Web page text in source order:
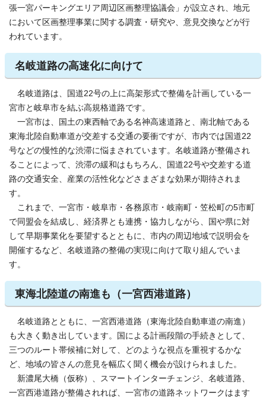
張一宮パーキングエリア周辺区画整理協議会」が設立され、地元
において区画整理事業に関する調査・研究や、意見交換などが行
われています。
名岐道路の高速化に向けて
名岐道路は、国道22号の上に高架形式で整備を計画している一
宮市と岐阜市を結ぶ高規格道路です。
一宮市は、国土の東西軸である名神高速道路と、南北軸である
東海北陸自動車道が交差する交通の要衝ですが、市内では国道22
号などの慢性的な渋滞に悩まされています。名岐道路が整備され
ることによって、渋滞の緩和はもちろん、国道22号や交差する道
路の交通安全、産業の活性化などさまざまな効果が期待されま
す。
これまで、一宮市・岐阜市・各務原市・岐南町・笠松町の5市町
で同盟会を結成し、経済界とも連携・協力しながら、国や県に対
して早期事業化を要望するとともに、市内の周辺地域で説明会を
開催するなど、名岐道路の整備の実現に向けて取り組んでいま
す。
東海北陸道の南進も（一宮西港道路）
名岐道路とともに、一宮西港道路（東海北陸自動車道の南進）
も大きく動き出しています。国による計画段階の手続きとして、
三つのルート帯候補に対して、どのような視点を重視するかな
ど、地域の皆さんの意見を幅広く聞く機会が設けられました。
新濃尾大橋（仮称）、スマートインターチェンジ、名岐道路、
一宮西港道路が整備されれば、一宮市の道路ネットワークはます